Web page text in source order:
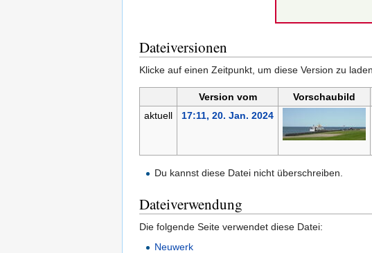
Dateiversionen
Klicke auf einen Zeitpunkt, um diese Version zu laden.
Version vom Vorschaubild
aktuell
17:11, 20. Jan. 2024
Du kannst diese Datei nicht überschreiben.
Dateiverwendung
Die folgende Seite verwendet diese Datei:
Neuwerk